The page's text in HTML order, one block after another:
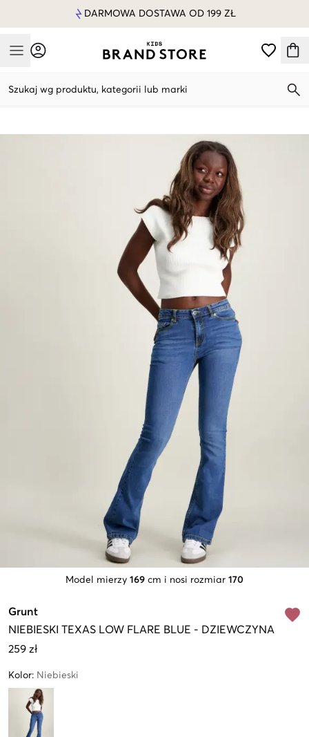
DARMOWA DOSTAWA OD 199 ZŁ
Mobile Menu
Szukaj wg produktu, kategorii lub marki
Model mierzy 169 cm i nosi rozmiar 170
Grunt
NIEBIESKI TEXAS LOW FLARE BLUE - DZIEWCZYNA
259 zł
Kolor: Niebieski